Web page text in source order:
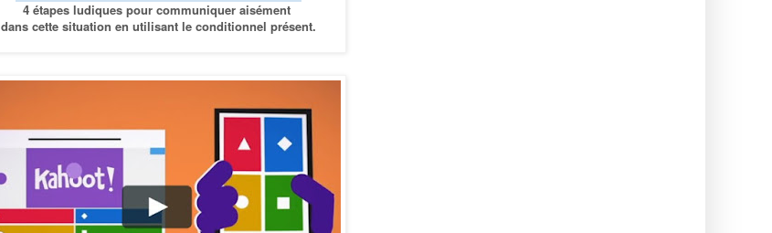
4 étapes ludiques pour communiquer aisément
dans cette situation en utilisant le conditionnel présent.